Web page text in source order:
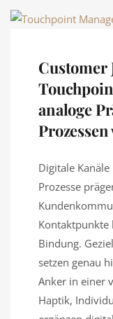
Customer
analoge
Digitale
Prozesse
Bindung.
setzen genau
Anker in einer
Haptik,